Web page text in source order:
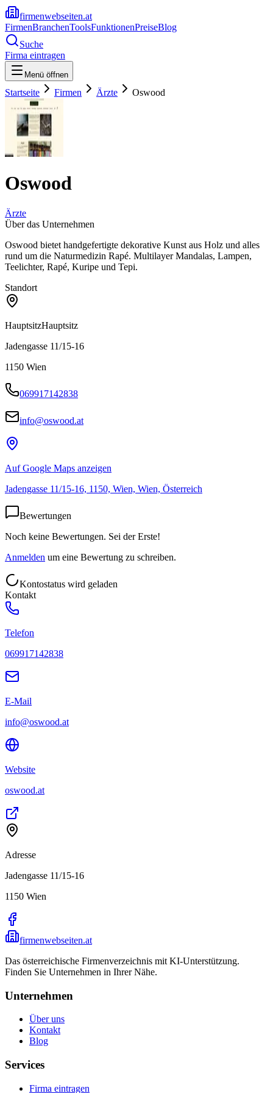
firmenwebseiten.at
FirmenBranchenToolsFunktionenPreiseBlog
Suche
Firma eintragen
Menü öffnen
Startseite Firmen Ärzte Oswood
Oswood
Ärzte
Über das Unternehmen
Oswood bietet handgefertigte dekorative Kunst aus Holz und alles
rund um die Naturmedizin Rapé. Multilayer Mandalas, Lampen,
Teelichter, Rapé, Kuripe und Tepi.
Standort
HauptsitzHauptsitz
Jadengasse 11/15-16
1150 Wien
069917142838
info@oswood.at
Auf Google Maps anzeigen
Jadengasse 11/15-16, 1150, Wien, Wien, Österreich
Bewertungen
Noch keine Bewertungen. Sei der Erste!
Anmelden um eine Bewertung zu schreiben.
Kontostatus wird geladen
Kontakt
Telefon
069917142838
E-Mail
info@oswood.at
Website
oswood.at
Adresse
Jadengasse 11/15-16
1150 Wien
firmenwebseiten.at
Das österreichische Firmenverzeichnis mit KI-Unterstützung.
Finden Sie Unternehmen in Ihrer Nähe.
Unternehmen
Über uns
Kontakt
Blog
Services
Firma eintragen